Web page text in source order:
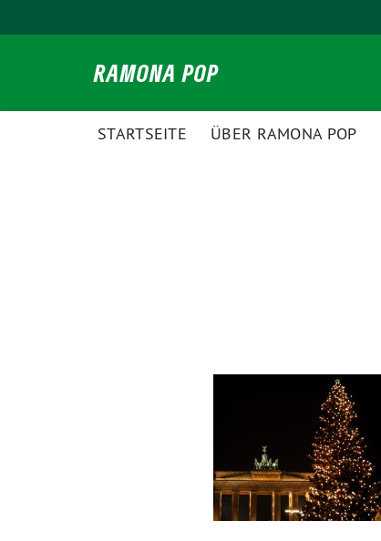
zum
RAMONA POP
STARTSEITE ÜBER RAMONA POP